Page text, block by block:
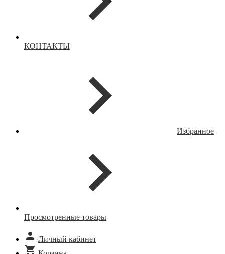
КОНТАКТЫ
Избранное
Просмотренные товары
Личный кабинет